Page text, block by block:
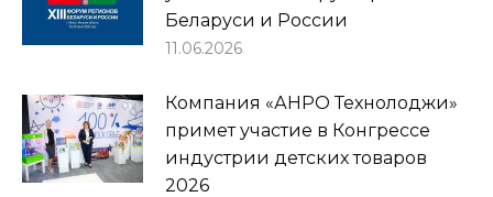
Беларуси и России
11.06.2026
Компания «АНРО Технолоджи»
примет участие в Конгрессе
индустрии детских товаров
2026